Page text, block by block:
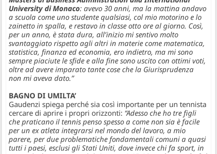
University di Monaco: avevo 30 anni, ma la mattina andavo
a scuola come uno studente qualsiasi, col mio motorino e lo
zainetto in spalla, e restavo in classe otto ore al giorno. Così,
per un anno, è stata dura, all’inizio mi sentivo molto
svantaggiato rispetto agli altri in materie come matematica,
statistica, finanza ed economia, ero indietro, ma mi sono
sempre piaciute le sfide e alla fine sono uscito con ottimi voti,
oltre ad avere imparato tante cose che la Giurisprudenza
non mi aveva dato.”
BAGNO DI UMILTA’
Gaudenzi spiega perché sia così importante per un tennista
cercare di aprire i propri orizzonti: “Adesso che ho tre figli
che praticano il tennis penso spesso a come non sia è facile
per un ex atleta integrarsi nel mondo del lavoro, a mio
parere, per due problematiche fondamentali comuni a quasi
tutti i paesi, esclusi gli Stati Uniti, dove invece chi fa sport, in